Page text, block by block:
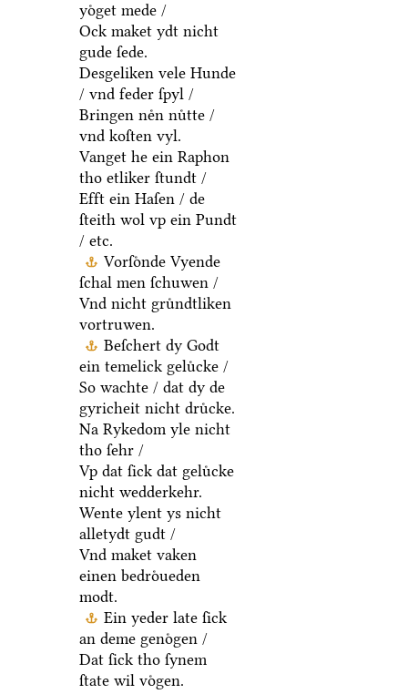
yoͤget mede /
Ock maket ydt nicht
gude ſede.
Desgeliken vele Hunde
/ vnd feder ſpyl /
Bringen neͤn nuͤtte /
vnd koſten vyl.
Vanget he ein Raphon
tho etliker ſtundt /
Efft ein Haſen / de
ſteith wol vp ein Pundt
/ etc.
Vorſoͤnde Vyende
ſchal men ſchuwen /
Vnd nicht gruͤndtliken
vortruwen.
Beſchert dy Godt
ein temelick geluͤcke /
So wachte / dat dy de
gyricheit nicht druͤcke.
Na Rykedom yle nicht
tho ſehr /
Vp dat ſick dat geluͤcke
nicht wedderkehr.
Wente ylent ys nicht
alletydt gudt /
Vnd maket vaken
einen bedroͤueden
modt.
Ein yeder late ſick
an deme genoͤgen /
Dat ſick tho ſynem
ſtate wil voͤgen.